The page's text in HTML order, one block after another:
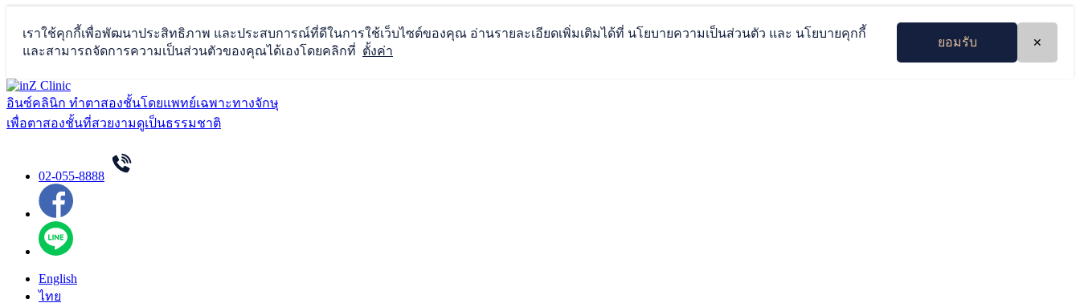
Skip
to
content
อินซ์คลินิก ทำตาสองชั้นโดยแพทย์เฉพาะทางจักษุ
เพื่อตาสองชั้นที่สวยงามดูเป็นธรรมชาติ
02-055-8888
English
ไทย